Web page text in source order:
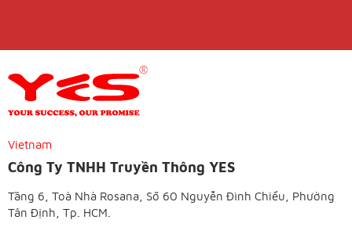
Vietnam
Công Ty TNHH Truyền Thông YES
Tầng 6, Toà Nhà Rosana, Số 60 Nguyễn Đình Chiểu, Phường
Tân Định, Tp. HCM.